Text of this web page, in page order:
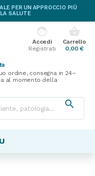
PER UN APPROCCIO PIÙ
SALUTE
shopping_basket
Carrello
0,00 €
face
Accedi
Registrati
ordine, consegna in 24–
al momento della
